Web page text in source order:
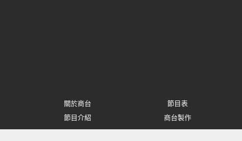
關於商台 節目表
節目介紹
商台製作